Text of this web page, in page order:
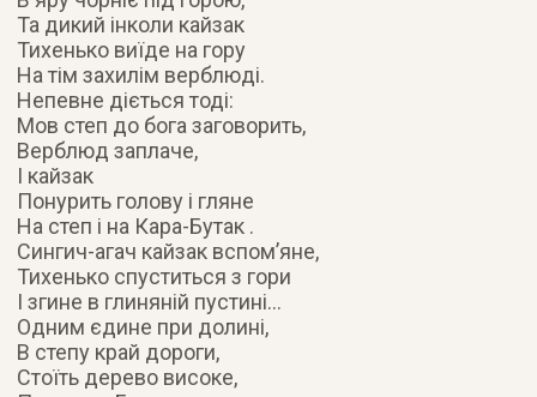
Та дикий інколи кайзак
Тихенько виїде на гору
На тім захилім верблюді.
Непевне діється тоді:
Мов степ до бога заговорить,
Верблюд заплаче,
І кайзак
Понурить голову і гляне
На степ і на Кара-Бутак .
Сингич-агач кайзак вспом’яне,
Тихенько спуститься з гори
І згине в глиняній пустині…
Одним єдине при долині,
В степу край дороги,
Стоїть дерево високе,